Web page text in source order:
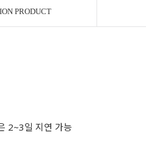
PRODUCT
2~3일 지연 가능